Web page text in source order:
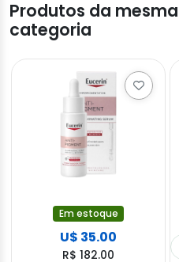
Produtos da mesma
categoria
Em estoque
U$ 35.00
R$ 182.00